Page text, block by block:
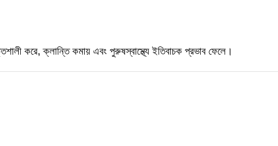
করে, ক্লান্তি কমায় এবং পুরুষস্বাস্থ্যে ইতিবাচক প্রভাব ফেলে।